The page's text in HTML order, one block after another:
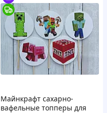
Майнкрафт сахарно-
вафельные топперы для